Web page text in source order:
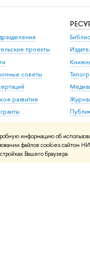
информацию об
файлов cookies
Вашего браузера.
проекты
советы
развитие
ресурсы